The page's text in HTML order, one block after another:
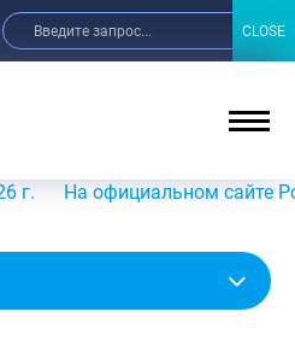
официальном сайте
CLOSE
CLOSE